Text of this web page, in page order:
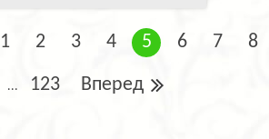
1 2 3 4 5 6 7 8
... 123 Вперед